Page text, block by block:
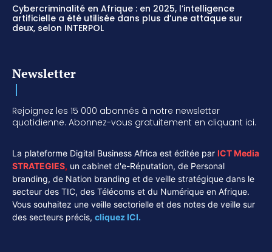
Cybercriminalité en Afrique : en 2025, l’intelligence
artificielle a été utilisée dans plus d’une attaque sur
deux, selon INTERPOL
Newsletter
Rejoignez les 15 000 abonnés à notre newsletter
quotidienne. Abonnez-vous gratuitement en cliquant ici.
La plateforme Digital Business Africa est éditée par ICT Media
STRATEGIES, un cabinet d'e-Réputation, de Personal
branding, de Nation branding et de veille stratégique dans le
secteur des TIC, des Télécoms et du Numérique en Afrique.
Vous souhaitez une veille sectorielle et des notes de veille sur
des secteurs précis, cliquez ICI.